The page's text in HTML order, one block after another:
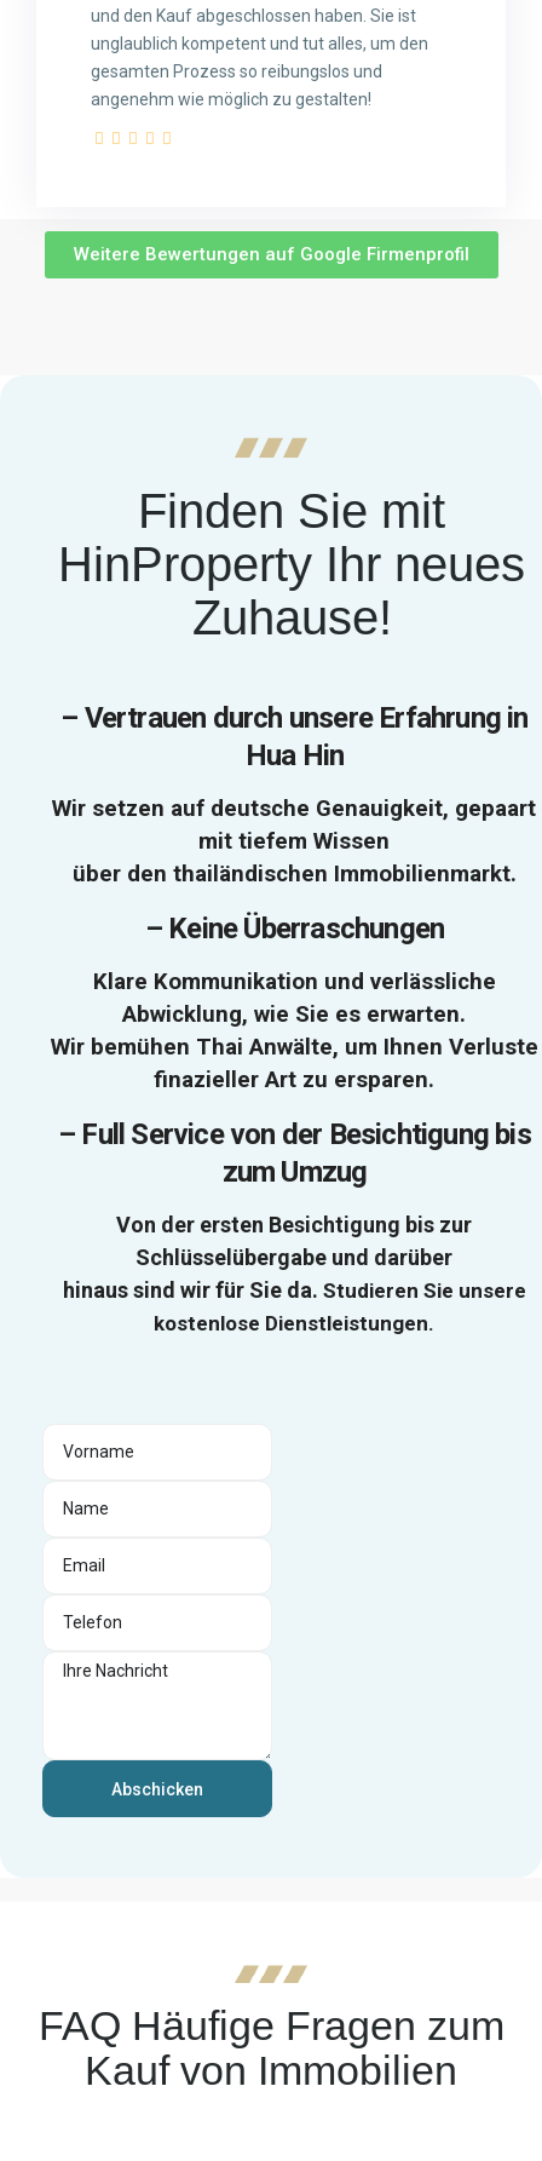
und den Kauf abgeschlossen haben. Sie ist
unglaublich kompetent und tut alles, um den
gesamten Prozess so reibungslos und
angenehm wie möglich zu gestalten!
Weitere Bewertungen auf Google Firmenprofil
Finden Sie mit
HinProperty Ihr neues
Zuhause!
– Vertrauen durch unsere Erfahrung in
Hua Hin
Wir setzen auf deutsche Genauigkeit, gepaart
mit tiefem Wissen
über den thailändischen Immobilienmarkt.
– Keine Überraschungen
Klare Kommunikation und verlässliche
Abwicklung, wie Sie es erwarten.
Wir bemühen Thai Anwälte, um Ihnen Verluste
finazieller Art zu ersparen.
– Full Service von der Besichtigung bis
zum Umzug
Von der ersten Besichtigung bis zur
Schlüsselübergabe und darüber
hinaus sind wir für Sie da. Studieren Sie unsere
kostenlose Dienstleistungen.
Abschicken
FAQ Häufige Fragen zum
Kauf von Immobilien